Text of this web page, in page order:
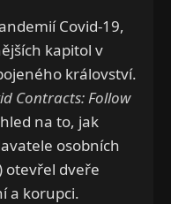
Covid-19,
kapitol v
království.
Contracts: Follow
na to, jak
osobních
otevřel dveře
a korupci.